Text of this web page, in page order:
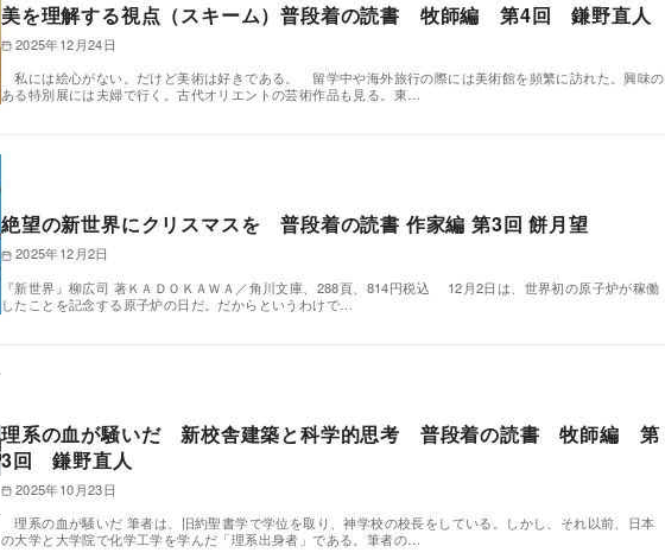
美を理解する視点（スキーム）普段着の読書 牧師編 第4回 鎌野直人
2025年12月24日
私には絵心がない。だけど美術は好きである。 留学中や海外旅行の際には美術館を頻繁に訪れた。興味の
ある特別展には夫婦で行く。古代オリエントの芸術作品も見る。東…
絶望の新世界にクリスマスを 普段着の読書 作家編 第3回 餅月望
2025年12月2日
『新世界』柳広司 著ＫＡＤＯＫＡＷＡ／角川文庫、288頁、814円税込 12月2日は、世界初の原子炉が稼働
したことを記念する原子炉の日だ。だからというわけで…
理系の血が騒いだ 新校舎建築と科学的思考 普段着の読書 牧師編 第
3回 鎌野直人
2025年10月23日
理系の血が騒いだ 筆者は、旧約聖書学で学位を取り、神学校の校長をしている。しかし、それ以前、日本
の大学と大学院で化学工学を学んだ「理系出身者」である。筆者の…